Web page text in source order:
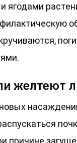
ягодами
желтеют
причине